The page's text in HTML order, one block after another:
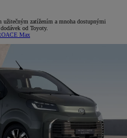
užitečným zatížením a mnoha dostupnými
od Toyoty.
Max